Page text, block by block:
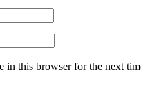
in this browser for the next